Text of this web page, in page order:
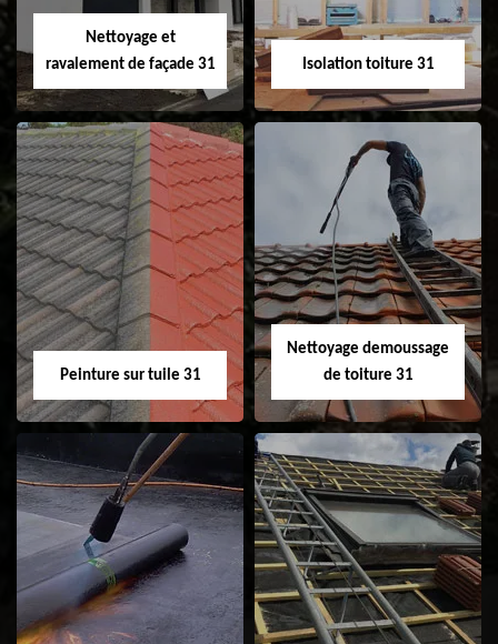
Velux 31
Nettoyage et
ravalement de façade 31
Nettoyage et
ravalement de
façade 31
Isolation toiture 31
Isolation toiture 31
Peinture sur tuile 31
Peinture sur tuile
31
Nettoyage demoussage
de toiture 31
Nettoyage
demoussage de
toiture 31